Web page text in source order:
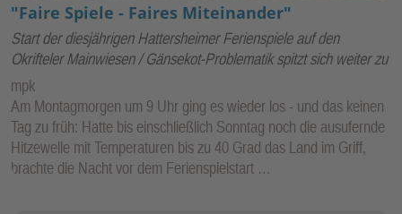
"Faire Spiele - Faires Miteinander"
Start der diesjährigen Hattersheimer Ferienspiele auf den
Okrifteler Mainwiesen / Gänsekot-Problematik spitzt sich weiter zu
mpk
Am Montagmorgen um 9 Uhr ging es wieder los - und das keinen
Tag zu früh: Hatte bis einschließlich Sonntag noch die ausufernde
Hitzewelle mit Temperaturen bis zu 40 Grad das Land im Griff,
brachte die Nacht vor dem Ferienspielstart …